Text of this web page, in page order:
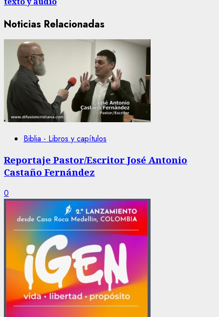
Noticias Relacionadas
Biblia - Libros y capítulos
Reportaje Pastor/Escritor José Antonio
Castaño Fernández
0